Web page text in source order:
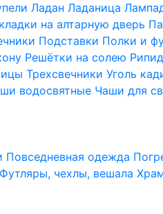
ЛаданЛаданица
на алтарную дверь
Подставки Полки и
Решётки на солею
ТрехсвечникиУголь
водосвятные Чаши для
Повседневная одежда
Футляры, чехлы, вешала